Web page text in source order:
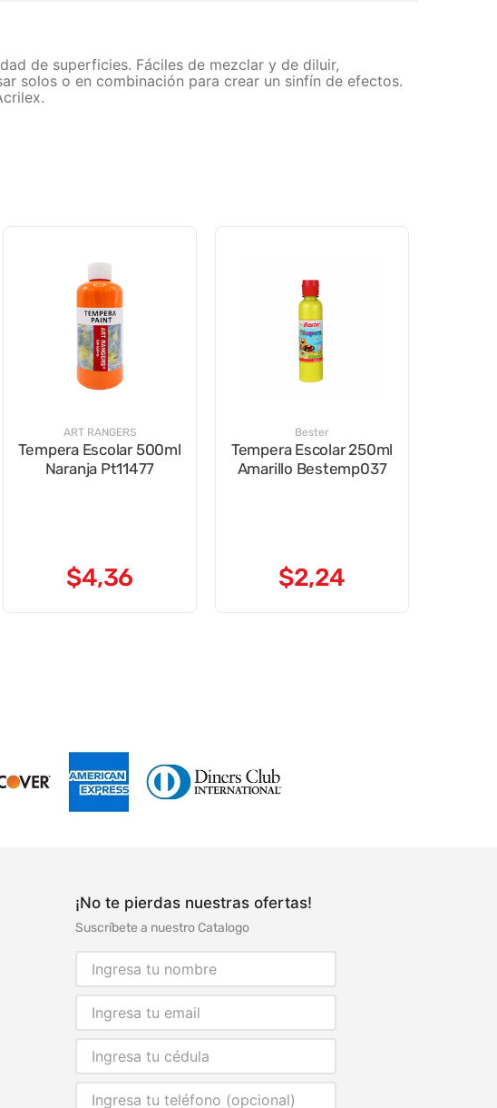
de superficies. Fáciles de mezclar y de diluir,
solos o en combinación para crear un sinfín de efectos.
ART RANGERS
Tempera Escolar 500ml
Naranja Pt11477
$4,36
Bester
Tempera Escolar 250ml
Amarillo Bestemp037
$2,24
¡No te pierdas nuestras ofertas!
Suscríbete a nuestro Catalogo